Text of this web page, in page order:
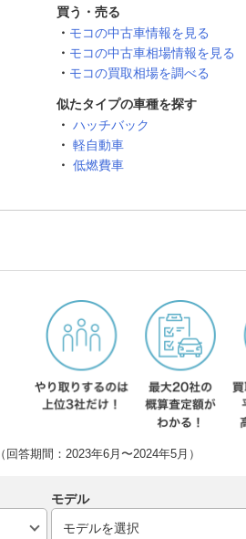
買う・売る
モコの中古車情報を見る
モコの中古車相場情報を見る
モコの買取相場を調べる
似たタイプの車種を探す
ハッチバック
軽自動車
低燃費車
答期間：2023年6月〜2024年5月）
モデル